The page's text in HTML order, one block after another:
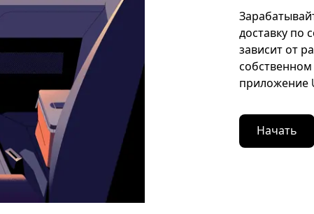
доставку по
зависит от
приложение
Начать